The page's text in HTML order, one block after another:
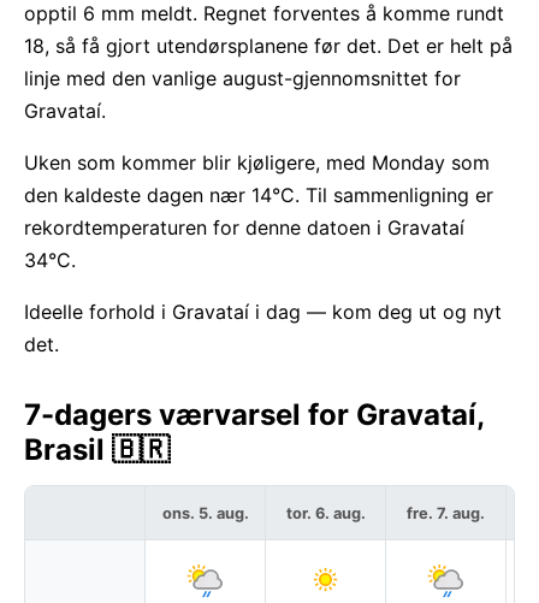
opptil 6 mm meldt. Regnet forventes å komme rundt
18, så få gjort utendørsplanene før det. Det er helt på
linje med den vanlige august-gjennomsnittet for
Gravataí.
Uken som kommer blir kjøligere, med Monday som
den kaldeste dagen nær 14°C. Til sammenligning er
rekordtemperaturen for denne datoen i Gravataí
34°C.
Ideelle forhold i Gravataí i dag — kom deg ut og nyt
det.
7-dagers værvarsel for Gravataí,
Brasil 🇧🇷
ons. 5. aug. tor. 6. aug. fre. 7. aug.